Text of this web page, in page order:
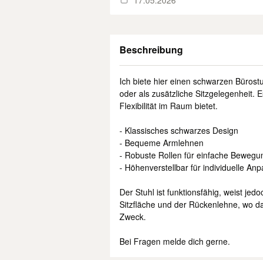
Beschreibung
Ich biete hier einen schwarzen
oder als zusätzliche Sitzgelegenheit.
Flexibilität im Raum bietet.
- Klassisches schwarzes Design
- Bequeme Armlehnen
- Robuste Rollen für einfache
- Höhenverstellbar für individuelle
Der Stuhl ist funktionsfähig, weist
Sitzfläche und der Rückenlehne, wo
Zweck.
Bei Fragen melde dich gerne.